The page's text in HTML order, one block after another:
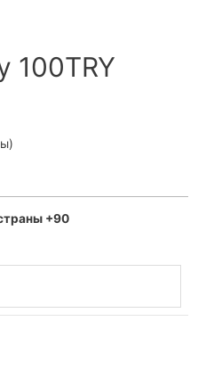
100TRY
+90